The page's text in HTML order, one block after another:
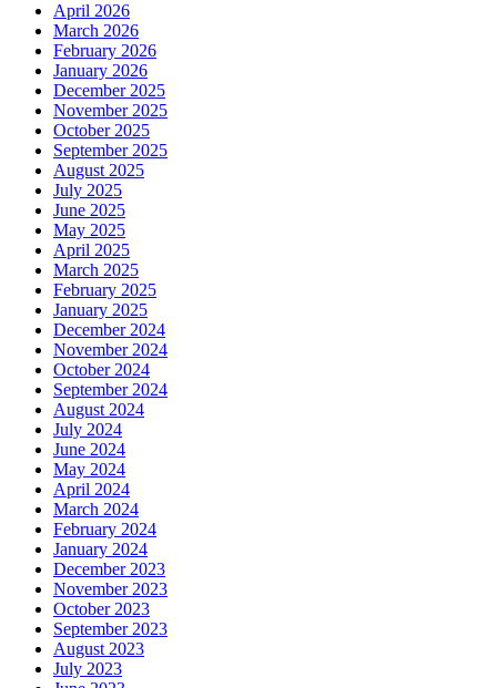
April 2026
March 2026
February 2026
January 2026
December 2025
November 2025
October 2025
September 2025
August 2025
July 2025
June 2025
May 2025
April 2025
March 2025
February 2025
January 2025
December 2024
November 2024
October 2024
September 2024
August 2024
July 2024
June 2024
May 2024
April 2024
March 2024
February 2024
January 2024
December 2023
November 2023
October 2023
September 2023
August 2023
July 2023